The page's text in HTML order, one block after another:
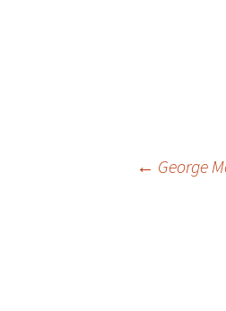
Navigation
← George